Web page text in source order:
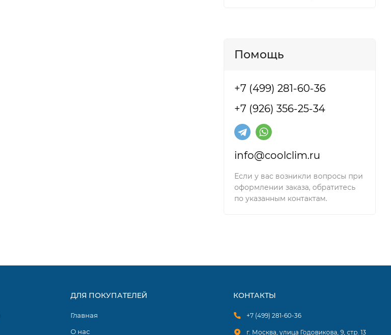
Помощь
+7 (499) 281-60-36
+7 (926) 356-25-34
info@coolclim.ru
Если у вас возникли вопросы при
оформлении заказа, обратитесь
по указанным контактам.
ДЛЯ ПОКУПАТЕЛЕЙ
Главная
О нас
КОНТАКТЫ
+7 (499) 281-60-36
г. Москва, улица Годовикова, 9, стр. 13